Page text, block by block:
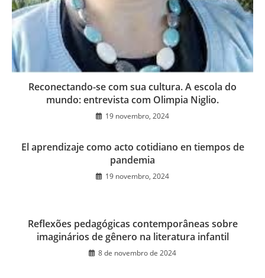
Reconectando-se com sua cultura. A escola do
mundo: entrevista com Olimpia Niglio.
19 novembro, 2024
El aprendizaje como acto cotidiano en tiempos de
pandemia
19 novembro, 2024
Reflexões pedagógicas contemporâneas sobre
imaginários de gênero na literatura infantil
8 de novembro de 2024